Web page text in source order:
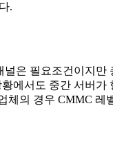
.
은 필요조건이지
서도 중간 서버
의 경우 CMMC 레